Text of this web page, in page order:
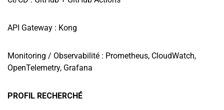
API Gateway : Kong
Monitoring / Observabilité : Prometheus, CloudWatch,
OpenTelemetry, Grafana
PROFIL RECHERCHÉ